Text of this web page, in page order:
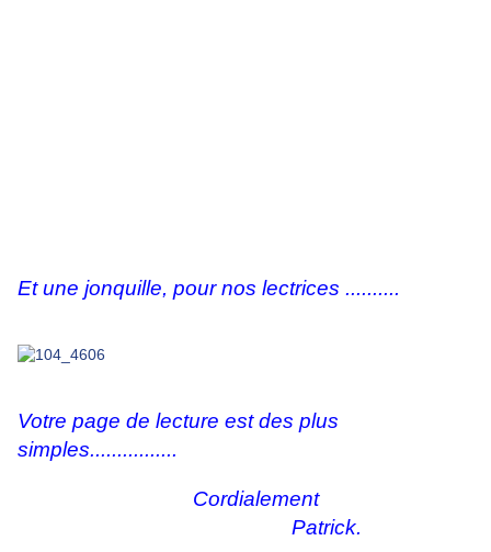
Et une jonquille, pour nos lectrices ..........
Votre page de lecture est des plus
simples................
Cordialement
Patrick.